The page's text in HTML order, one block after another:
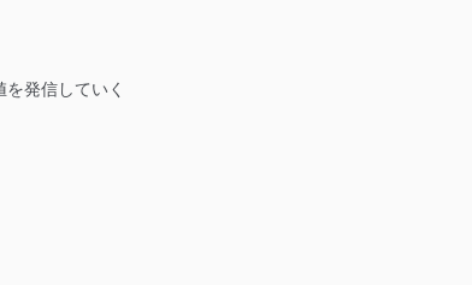
発信していく